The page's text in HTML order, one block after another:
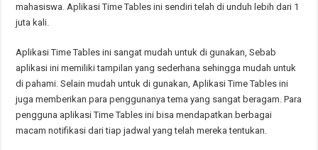
mahasiswa. Aplikasi Time Tables ini sendiri telah di unduh lebih dari 1
juta kali.
Aplikasi Time Tables ini sangat mudah untuk di gunakan, Sebab
aplikasi ini memiliki tampilan yang sederhana sehingga mudah untuk
di pahami. Selain mudah untuk di gunakan, Aplikasi Time Tables ini
juga memberikan para penggunanya tema yang sangat beragam. Para
pengguna aplikasi Time Tables ini bisa mendapatkan berbagai
macam notifikasi dari tiap jadwal yang telah mereka tentukan.